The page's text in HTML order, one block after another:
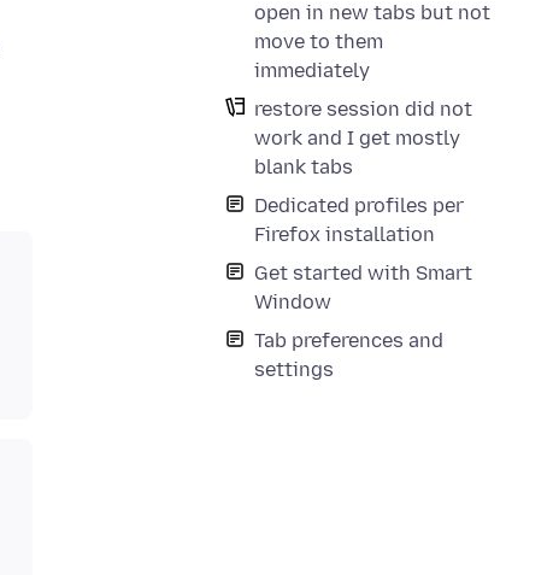
open in new tabs but not
move to them
immediately
restore session did not
work and I get mostly
blank tabs
Dedicated profiles per
Firefox installation
Get started with Smart
Window
Tab preferences and
settings